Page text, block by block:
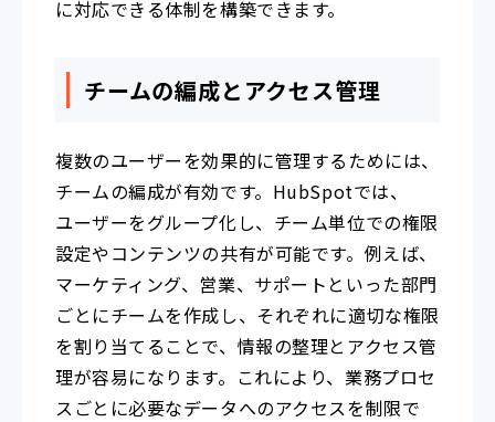
に対応できる体制を構築できます。
チームの編成とアクセス管理
複数のユーザーを効果的に管理するためには、
チームの編成が有効です。HubSpotでは、
ユーザーをグループ化し、チーム単位での権限
設定やコンテンツの共有が可能です。例えば、
マーケティング、営業、サポートといった部門
ごとにチームを作成し、それぞれに適切な権限
を割り当てることで、情報の整理とアクセス管
理が容易になります。これにより、業務プロセ
スごとに必要なデータへのアクセスを制限で